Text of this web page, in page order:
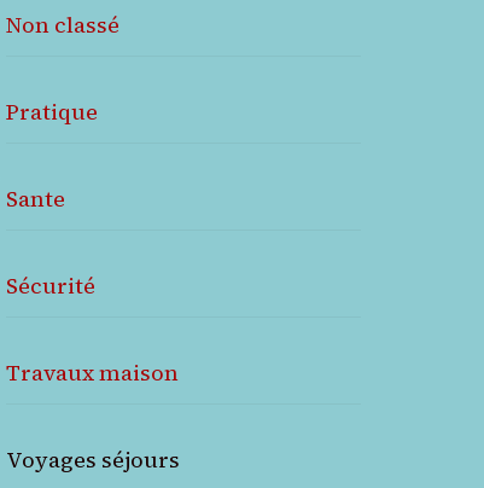
Non classé
Pratique
Sante
Sécurité
Travaux maison
Voyages séjours